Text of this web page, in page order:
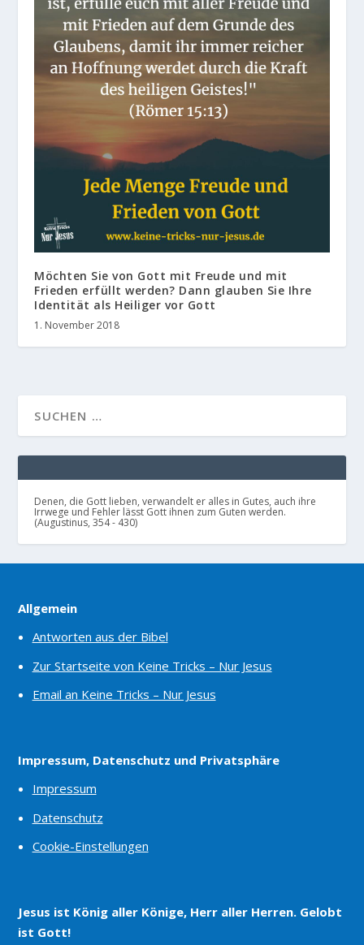
Möchten Sie von Gott mit Freude und mit
Frieden erfüllt werden? Dann glauben Sie Ihre
Identität als Heiliger vor Gott
1. November 2018
Denen, die Gott lieben, verwandelt er alles in Gutes, auch ihre
Irrwege und Fehler lässt Gott ihnen zum Guten werden.
(Augustinus, 354 - 430)
Allgemein
Antworten aus der Bibel
Zur Startseite von Keine Tricks – Nur Jesus
Email an Keine Tricks – Nur Jesus
Impressum, Datenschutz und Privatsphäre
Impressum
Datenschutz
Cookie-Einstellungen
Jesus ist König aller Könige, Herr aller Herren. Gelobt
ist Gott!